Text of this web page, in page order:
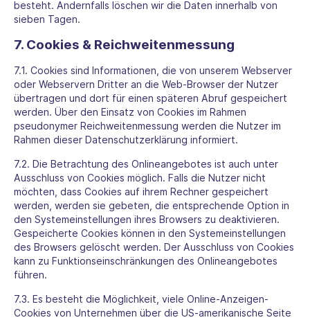
besteht. Andernfalls löschen wir die Daten innerhalb von
sieben Tagen.
7. Cookies & Reichweitenmessung
7.1. Cookies sind Informationen, die von unserem Webserver
oder Webservern Dritter an die Web-Browser der Nutzer
übertragen und dort für einen späteren Abruf gespeichert
werden. Über den Einsatz von Cookies im Rahmen
pseudonymer Reichweitenmessung werden die Nutzer im
Rahmen dieser Datenschutzerklärung informiert.
7.2. Die Betrachtung des Onlineangebotes ist auch unter
Ausschluss von Cookies möglich. Falls die Nutzer nicht
möchten, dass Cookies auf ihrem Rechner gespeichert
werden, werden sie gebeten, die entsprechende Option in
den Systemeinstellungen ihres Browsers zu deaktivieren.
Gespeicherte Cookies können in den Systemeinstellungen
des Browsers gelöscht werden. Der Ausschluss von Cookies
kann zu Funktionseinschränkungen des Onlineangebotes
führen.
7.3. Es besteht die Möglichkeit, viele Online-Anzeigen-
Cookies von Unternehmen über die US-amerikanische Seite